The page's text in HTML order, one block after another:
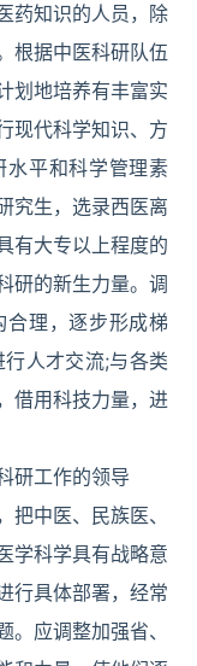
药知识的人员，除
根据中医科研队伍
划地培养有丰富实
现代科学知识、方
水平和科学管理素
究生，选录西医离
有大专以上程度的
研的新生力量。调
合理，逐步形成梯
人才交流;与各类
借用科技力量，进
研工作的领导
中医、民族医、
学科学具有战略意
行具体部署，经常
应调整加强省、